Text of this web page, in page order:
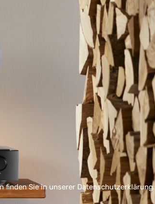
finden Sie in unserer Datenschutzerklärung.